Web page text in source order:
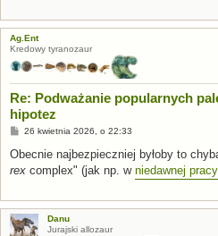
Ag.Ent
Kredowy tyranozaur
Re: Podważanie popularnych
hipotez
P
s
26 kwietnia 2026, o 22:33
Obecnie najbezpieczniej byłoby to
rex complex" (jak np. w niedawnej pracy
Danu
Jurajski allozaur